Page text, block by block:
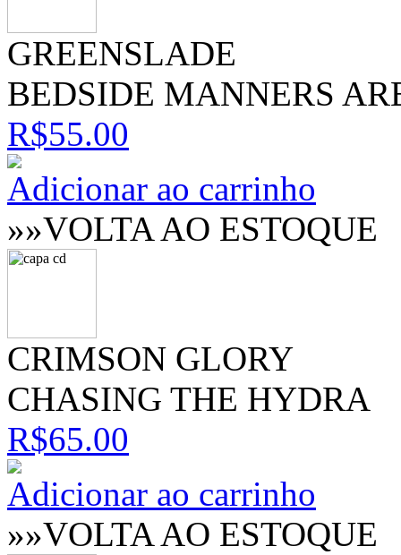
GREENSLADE
BEDSIDE MANNERS
R$55.00
Adicionar ao carrinho
»»VOLTA AO ESTOQUE
CRIMSON GLORY
CHASING THE HYDRA
R$65.00
Adicionar ao carrinho
»»VOLTA AO ESTOQUE